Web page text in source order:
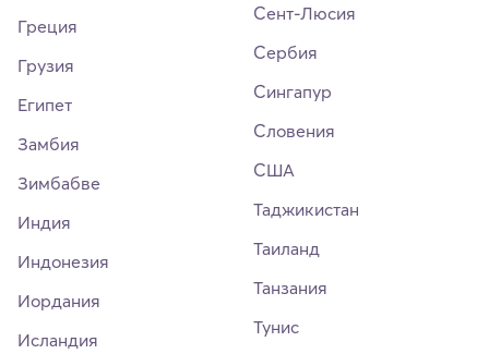
Греция
Грузия
Египет
Замбия
Зимбабве
Индия
Индонезия
Иордания
Исландия
Сент-Люсия
Сербия
Сингапур
Словения
США
Таджикистан
Таиланд
Танзания
Тунис